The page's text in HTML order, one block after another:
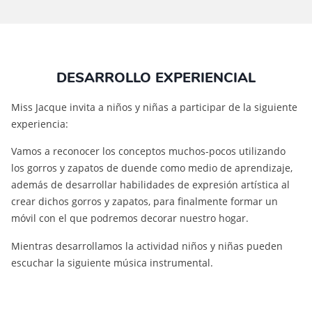
DESARROLLO EXPERIENCIAL
Miss Jacque invita a niños y niñas a participar de la siguiente
experiencia:
Vamos a reconocer los conceptos muchos-pocos utilizando
los gorros y zapatos de duende como medio de aprendizaje,
además de desarrollar habilidades de expresión artística al
crear dichos gorros y zapatos, para finalmente formar un
móvil con el que podremos decorar nuestro hogar.
Mientras desarrollamos la actividad niños y niñas pueden
escuchar la siguiente música instrumental.